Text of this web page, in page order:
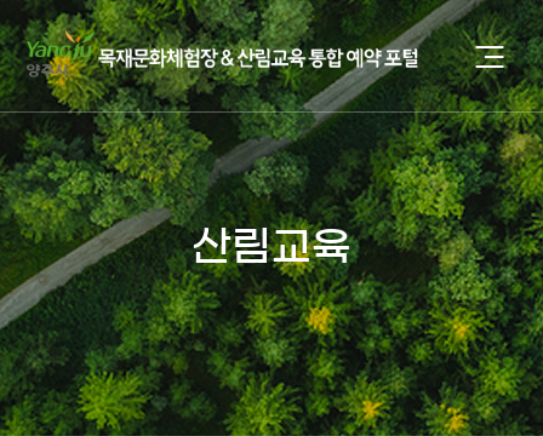
산림교육